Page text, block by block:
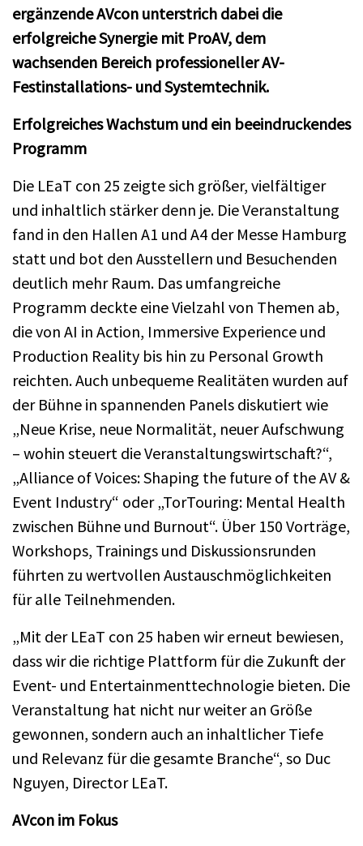
ergänzende AVcon unterstrich dabei die
erfolgreiche Synergie mit ProAV, dem
wachsenden Bereich professioneller AV-
Festinstallations- und Systemtechnik.
Erfolgreiches Wachstum und ein beeindruckendes
Programm
Die LEaT con 25 zeigte sich größer, vielfältiger
und inhaltlich stärker denn je. Die Veranstaltung
fand in den Hallen A1 und A4 der Messe Hamburg
statt und bot den Ausstellern und Besuchenden
deutlich mehr Raum. Das umfangreiche
Programm deckte eine Vielzahl von Themen ab,
die von AI in Action, Immersive Experience und
Production Reality bis hin zu Personal Growth
reichten. Auch unbequeme Realitäten wurden auf
der Bühne in spannenden Panels diskutiert wie
„Neue Krise, neue Normalität, neuer Aufschwung
– wohin steuert die Veranstaltungswirtschaft?“,
„Alliance of Voices: Shaping the future of the AV &
Event Industry“ oder „TorTouring: Mental Health
zwischen Bühne und Burnout“. Über 150 Vorträge,
Workshops, Trainings und Diskussionsrunden
führten zu wertvollen Austauschmöglichkeiten
für alle Teilnehmenden.
„Mit der LEaT con 25 haben wir erneut bewiesen,
dass wir die richtige Plattform für die Zukunft der
Event- und Entertainmenttechnologie bieten. Die
Veranstaltung hat nicht nur weiter an Größe
gewonnen, sondern auch an inhaltlicher Tiefe
und Relevanz für die gesamte Branche“, so Duc
Nguyen, Director LEaT.
AVcon im Fokus